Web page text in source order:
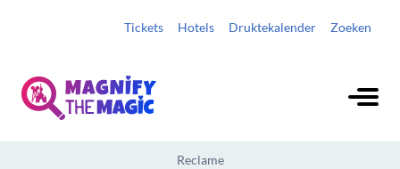
Tickets Hotels Druktekalender Zoeken
Reclame